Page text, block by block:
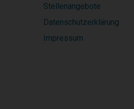
Stellenangebote
Datenschutzerklärung
Impressum